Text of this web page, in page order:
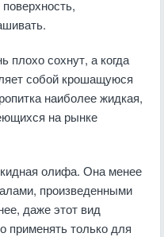
плохо сохнут, а когда
собой крошащуюся
наиболее жидкая,
на рынке
олифа. Она менее
произведенными
даже этот вид
только для